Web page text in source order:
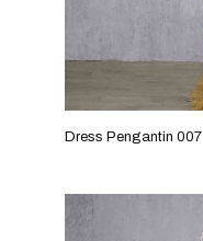
Dress Pengantin 007